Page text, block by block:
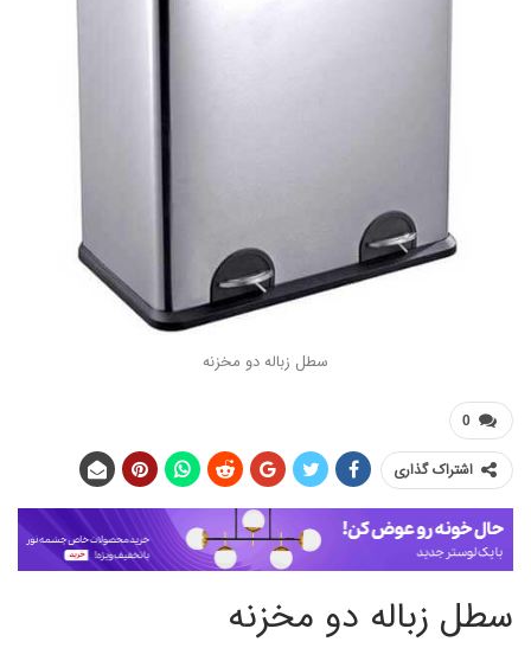
سطل زباله دو مخزنه
گذاری
دو مخزنه